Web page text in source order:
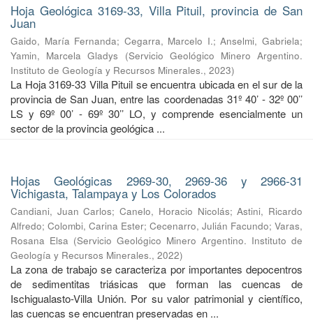
Hoja Geológica 3169-33, Villa Pituil, provincia de San
Juan
Gaido, María Fernanda; Cegarra, Marcelo I.;Anselmi, Gabriela;
Yamin, Marcela Gladys
(Servicio Geológico Minero Argentino.
Instituto de Geología y Recursos Minerales., 2023)
La Hoja 3169-33 Villa Pituil se encuentra ubicada en el sur de la
provincia de San Juan, entre las coordenadas 31º 40’ - 32º 00’’
LS y 69º 00’ - 69º 30’’ LO, y comprende esencialmente un
sector de la provincia geológica ...
Hojas Geológicas 2969-30, 2969-36 y 2966-31
Vichigasta, Talampaya y Los Colorados
Candiani, Juan Carlos;Canelo, Horacio Nicolás;Astini, Ricardo
Alfredo; Colombi, Carina Ester; Cecenarro, Julián Facundo; Varas,
Rosana Elsa (Servicio Geológico Minero Argentino. Instituto de
Geología y Recursos Minerales., 2022)
La zona de trabajo se caracteriza por importantes depocentros
de sedimentitas triásicas que forman las cuencas de
Ischigualasto-Villa Unión. Por su valor patrimonial y cientíﬁco,
las cuencas se encuentran preservadas en ...